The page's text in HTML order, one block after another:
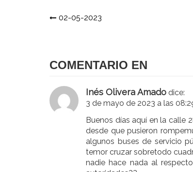
Navegación
02-05-2023
COMENTARIO EN
Inés Olivera Amado dice:
3 de mayo de 2023 a las
Buenos días aquí en la calle
desde que pusieron
algunos buses de servicio
temor cruzar sobretodo
nadie hace nada al